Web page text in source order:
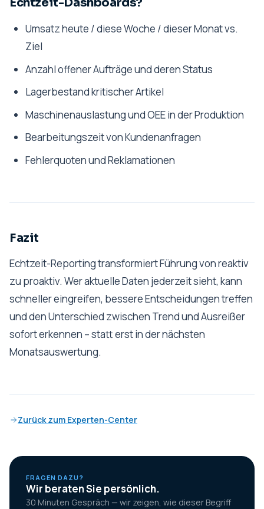
Umsatz heute / diese Woche / dieser Monat vs.
Ziel
Anzahl offener Aufträge und deren Status
Lagerbestand kritischer Artikel
Maschinenauslastung und OEE in der Produktion
Bearbeitungszeit von Kundenanfragen
Fehlerquoten und Reklamationen
Fazit
Echtzeit-Reporting transformiert Führung von reaktiv
zu proaktiv. Wer aktuelle Daten jederzeit sieht, kann
schneller eingreifen, bessere Entscheidungen treffen
und den Unterschied zwischen Trend und Ausreißer
sofort erkennen – statt erst in der nächsten
Monatsauswertung.
Zurück zum Experten-Center
FRAGEN DAZU?
Wir beraten Sie persönlich.
30 Minuten Gespräch — wir zeigen, wie dieser Begriff